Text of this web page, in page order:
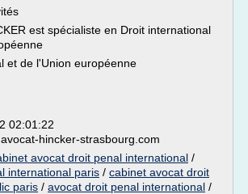
est spécialiste en Droit international
et de l'Union européenne
02:01:22
hincker-strasbourg.com
avocat droit penal international /
international paris / cabinet avocat droit
paris / avocat droit penal international /